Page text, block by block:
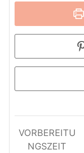
VORBEREITU
NGSZEIT